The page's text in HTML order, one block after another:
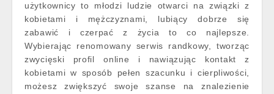
użytkownicy to młodzi ludzie otwarci na związki z
kobietami i mężczyznami, lubiący dobrze się
zabawić i czerpać z życia to co najlepsze.
Wybierając renomowany serwis randkowy, tworząc
zwycięski profil online i nawiązując kontakt z
kobietami w sposób pełen szacunku i cierpliwości,
możesz zwiększyć swoje szanse na znalezienie